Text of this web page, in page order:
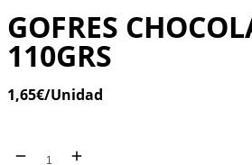
GOFRES
110GRS
1,65€/Unidad